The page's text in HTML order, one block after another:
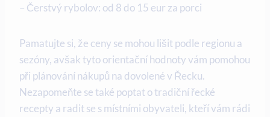
– Čerstvý rybolov: od 8 do 15 eur za porci
Pamatujte si, že ceny se mohou lišit podle regionu a
sezóny, avšak tyto orientační hodnoty vám pomohou
při plánování nákupů na dovolené v Řecku.
Nezapomeňte se také poptat o tradiční řecké
recepty a radit se s místními obyvateli, kteří vám rádi